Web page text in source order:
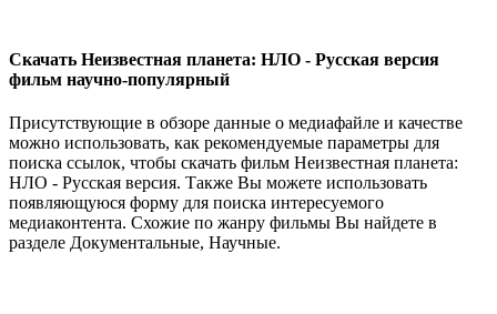
Скачать Неизвестная планета: НЛО - Русская версия
фильм научно-популярный
Присутствующие в обзоре данные о медиафайле и качестве
можно использовать, как рекомендуемые параметры для
поиска ссылок, чтобы скачать фильм Неизвестная планета:
НЛО - Русская версия. Также Вы можете использовать
появляющуюся форму для поиска интересуемого
медиаконтента. Схожие по жанру фильмы Вы найдете в
разделе Документальные, Научные.